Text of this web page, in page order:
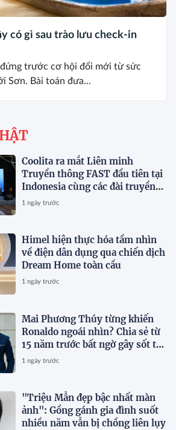
có gì sau trào lưu check-in
đứng trước cơ hội đổi mới từ sức
Sơn. Bài toán đưa...
Coolita ra mắt Liên minh
Truyền thông FAST đầu tiên tại
Indonesia cùng các đài truyền
hình hàng đầu
1 ngày trước
Himel hiện thực hóa tầm nhìn
về điện dân dụng qua chiến dịch
Dream Home toàn cầu
1 ngày trước
Mai Phương Thúy từng khiến
Ronaldo ngoái nhìn? Chia sẻ từ
15 năm trước bất ngờ gây sốt trở
lại
1 ngày trước
"Triệu Mẫn đẹp bậc nhất màn
ảnh": Gồng gánh gia đình suốt
nhiều năm vẫn bị chồng liên lụy